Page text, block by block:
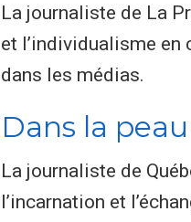
La journaliste de La
et l’individualisme en
dans les médias.
Dans la
La journaliste de
l’incarnation et